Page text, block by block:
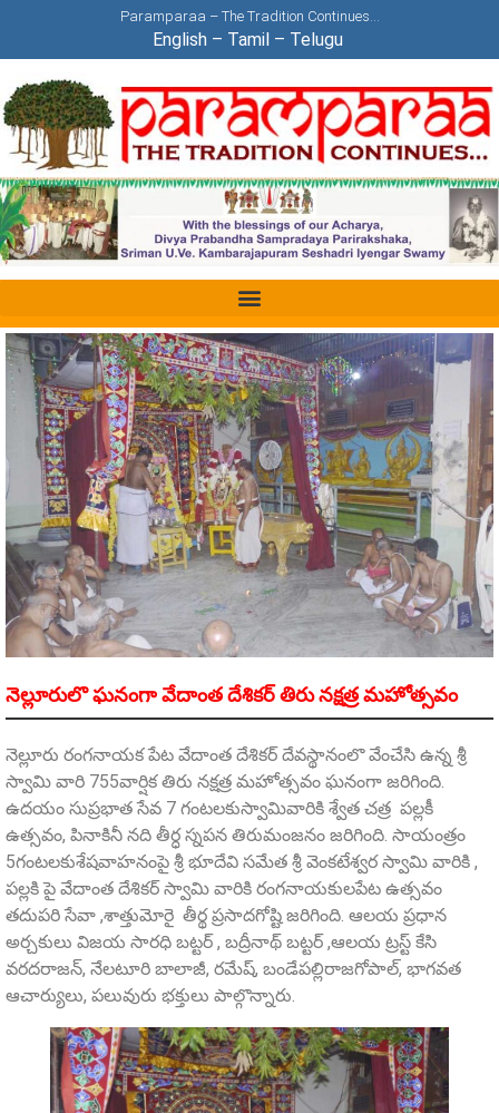
Paramparaa – The Tradition Continues…
English– Tamil– Telugu
నెల్లూరులొ ఘనంగా వేదాంత దేశికర్ తిరు నక్షత్ర మహోత్సవం
నెల్లూరు రంగనాయక పేట వేదాంత దేశికర్ దేవస్థానంలొ వేంచేసి ఉన్న శ్రీ
స్వామి వారి 755వార్షిక తిరు నక్షత్ర మహోత్సవం ఘనంగా జరిగింది.
ఉదయం సుప్రభాత సేవ 7 గంటలకుస్వామివారికి శ్వేత చత్ర పల్లకీ
ఉత్సవం, పినాకినీ నది తీర్ధ స్నపన తిరుమంజనం జరిగింది. సాయంత్రం
5గంటలకుశేషవాహనంపై శ్రీ భూదేవి సమేత శ్రీ వెంకటేశ్వర స్వామి వారికి ,
పల్లకి పై వేదాంత దేశికర్ స్వామి వారికి రంగనాయకులపేట ఉత్సవం
తదుపరి సేవా ,శాత్తుమోరై తీర్థ ప్రసాదగోష్టి జరిగింది. ఆలయ ప్రధాన
అర్చకులు విజయ సారధి బట్టర్ , బద్రీనాథ్ బట్టర్ ,ఆలయ ట్రస్ట్ కేసి
వరదరాజన్, నేలటూరి బాలాజీ, రమేష్, బండేపల్లిరాజగోపాల్, భాగవత
ఆచార్యులు, పలువురు భక్తులు పాల్గొన్నారు.